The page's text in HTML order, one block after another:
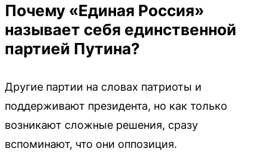
Почему «Единая Россия»
называет себя единственной
партией Путина?
Другие партии на словах патриоты и
поддерживают президента, но как только
возникают сложные решения, сразу
вспоминают, что они оппозиция.